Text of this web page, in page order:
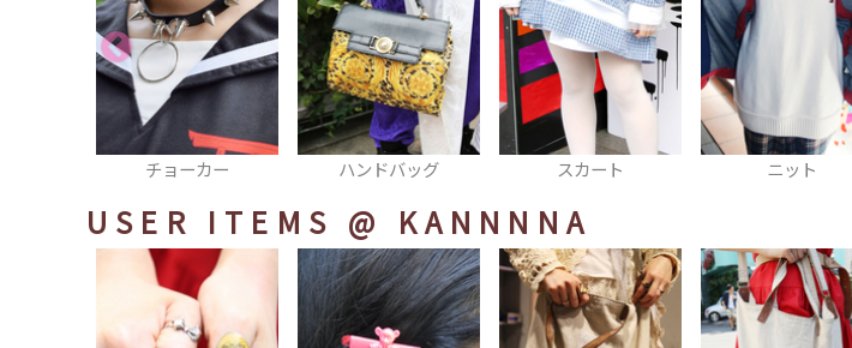
ハンドバッグ スカート ニット ネックレス
USER ITEMS @ KANNNNA